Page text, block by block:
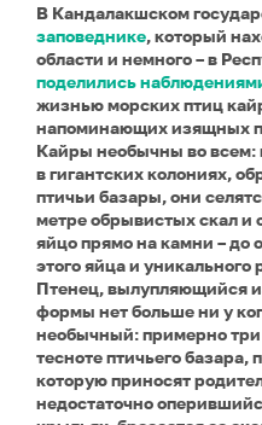
В Кандалакшском
заповеднике, который
области и немного – в
поделились
жизнью морских птиц
напоминающих изящных
Кайры необычны во всем:
в гигантских колониях,
птичьи базары, они
метре обрывистых скал и
яйцо прямо на камни –
этого яйца и
Птенец, вылупляющийся
формы нет больше ни у
необычный: примерно три
тесноте птичьего
которую приносят
недостаточно